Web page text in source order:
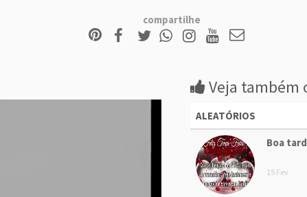
compartilhe
Veja também
ALEATÓRIOS
Boa
15 Fev